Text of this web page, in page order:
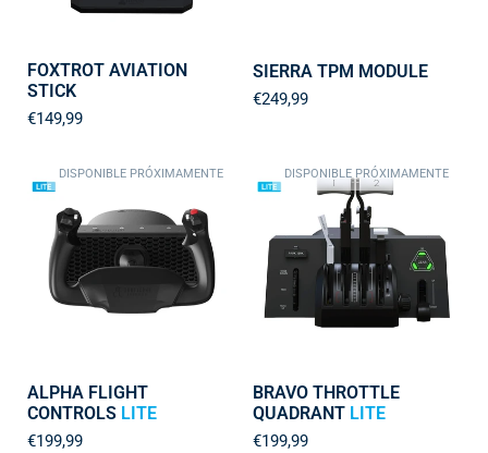
FOXTROT AVIATION
STICK
€149,99
SIERRA TPM MODULE
€249,99
ALPHA FLIGHT
CONTROLS LITE
€199,99
DISPONIBLE PRÓXIMAMENTE
BRAVO THROTTLE
QUADRANT LITE
€199,99
DISPONIBLE PRÓXIMAMENTE